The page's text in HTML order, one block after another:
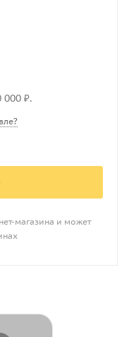
000 ₽.
магазина и может